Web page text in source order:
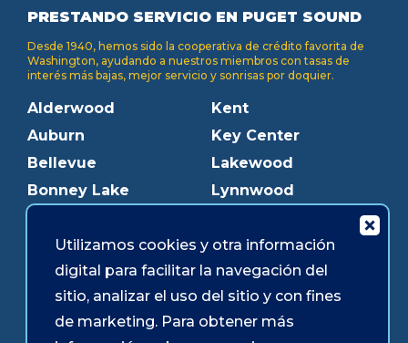
PRESTANDO SERVICIO EN PUGET SOUND
Desde 1940, hemos sido la cooperativa de crédito favorita de
Washington, ayudando a nuestros miembros con tasas de
interés más bajas, mejor servicio y sonrisas por doquier.
Alderwood
Auburn
Bellevue
Bonney Lake
Bothell
Burien
Downtown Olympia
Downtown Tacoma
Edmonds
Kent
Key Center
Lakewood
Lynnwood
Olympia
Pacific Ave
Parkland
Puyallup
Utilizamos cookies y otra información
digital para facilitar la navegación del
sitio, analizar el uso del sitio y con fines
de marketing. Para obtener más